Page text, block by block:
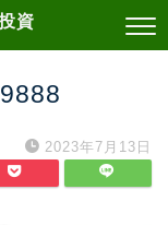
資
2023年7月13日